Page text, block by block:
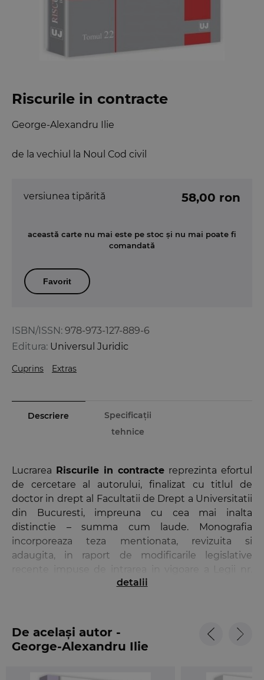
Riscurile in contracte
de la vechiul la Noul Cod civil
George-Alexandru Ilie
ISBN/ISSN: 978-973-127-889-6
Editura: Universul Juridic
Cuprins Extras
versiunea tipărită 58,00 ron
această carte nu mai este pe stoc și nu mai poate fi
comandată
Favorit
Descriere
Specificații
tehnice
Lucrarea Riscurile in contracte reprezinta efortul
de cercetare al autorului, finalizat cu titlul de
doctor in drept al Facultatii de Drept a Universitatii
din Bucuresti, impreuna cu cea mai inalta
distinctie – summa cum laude. Monografia
incorporeaza teza mentionata, revizuita si
adaugita, in raport de modificarile legislative
287/2009 privind Codul civil (Legea nr. 71/2011,
Prin bogatia ideatica, simtul nuantelor, rigoare,
maturitate in analiza si mai ales prin pasiunea
pentru tema aleasa, lucrarea d-lui asist. univ. dr.
detalii
De același autor -
George-Alexandru Ilie